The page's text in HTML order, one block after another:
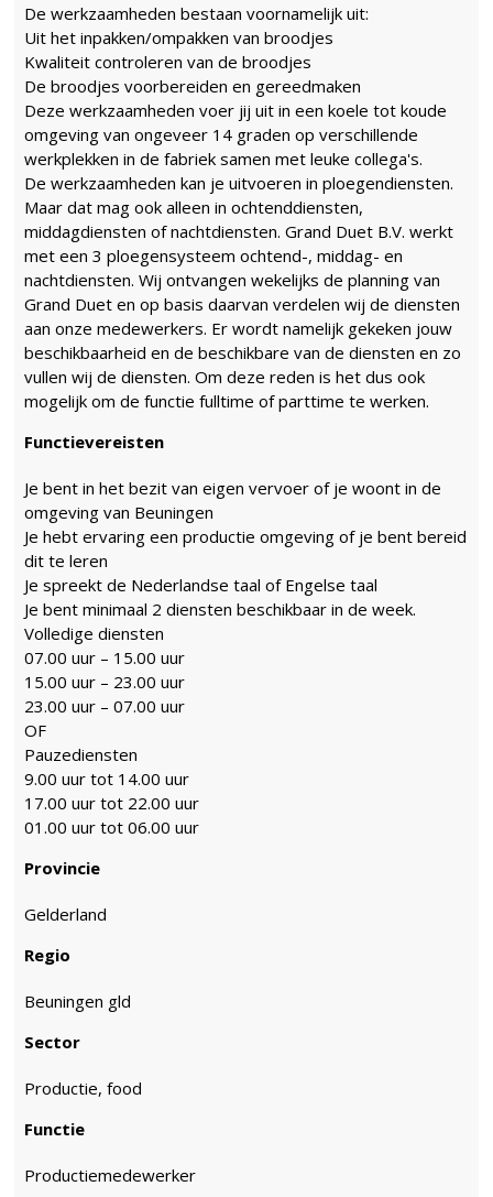
De werkzaamheden bestaan voornamelijk uit:
Uit het inpakken/ompakken van broodjes
Kwaliteit controleren van de broodjes
De broodjes voorbereiden en gereedmaken
Deze werkzaamheden voer jij uit in een koele tot koude
omgeving van ongeveer 14 graden op verschillende
werkplekken in de fabriek samen met leuke collega's.
De werkzaamheden kan je uitvoeren in ploegendiensten.
Maar dat mag ook alleen in ochtenddiensten,
middagdiensten of nachtdiensten. Grand Duet B.V. werkt
met een 3 ploegensysteem ochtend-, middag- en
nachtdiensten. Wij ontvangen wekelijks de planning van
Grand Duet en op basis daarvan verdelen wij de diensten
aan onze medewerkers. Er wordt namelijk gekeken jouw
beschikbaarheid en de beschikbare van de diensten en zo
vullen wij de diensten. Om deze reden is het dus ook
mogelijk om de functie fulltime of parttime te werken.
Functievereisten
Je bent in het bezit van eigen vervoer of je woont in de
omgeving van Beuningen
Je hebt ervaring een productie omgeving of je bent bereid
dit te leren
Je spreekt de Nederlandse taal of Engelse taal
Je bent minimaal 2 diensten beschikbaar in de week.
Volledige diensten
07.00 uur – 15.00 uur
15.00 uur – 23.00 uur
23.00 uur – 07.00 uur
OF
Pauzediensten
9.00 uur tot 14.00 uur
17.00 uur tot 22.00 uur
01.00 uur tot 06.00 uur
Provincie
Gelderland
Regio
Beuningen gld
Sector
Productie, food
Functie
Productiemedewerker